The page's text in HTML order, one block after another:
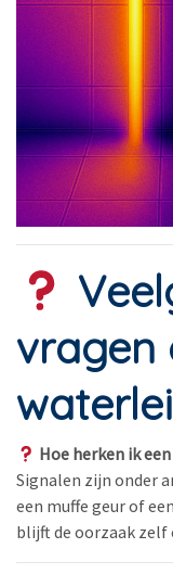
vragen
Hoe herken ik
Signalen zijn onder
een muffe geur of
blijft de oorzaak zelf